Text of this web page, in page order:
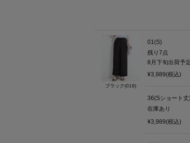
ブラック(019)
01(S)
残り7点
8月下旬出荷予
¥3,989(税込)
36(Sショート丈
在庫あり
¥3,989(税込)